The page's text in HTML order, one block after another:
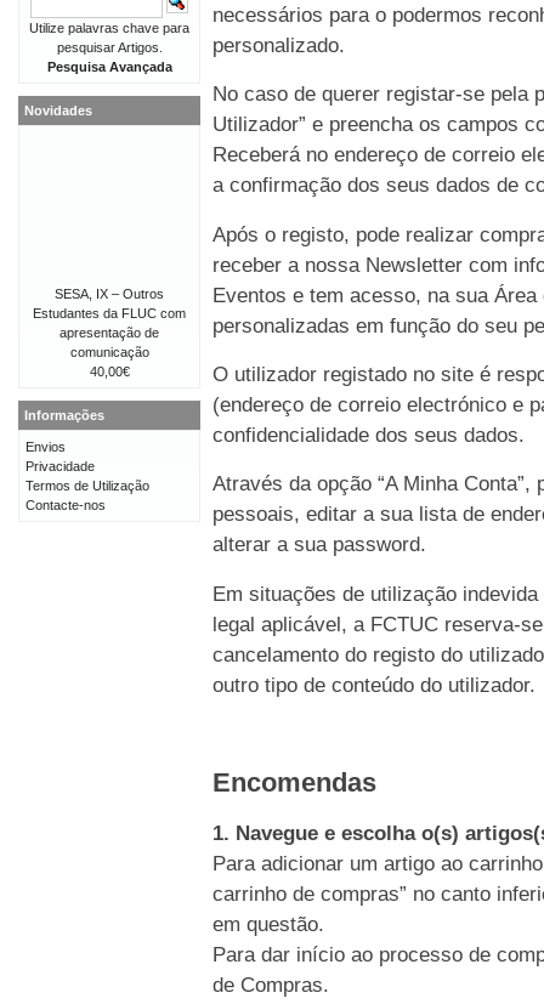
necessários para o podermos
personalizado.
No caso de querer registar-se pela
Utilizador” e preencha os campos
Receberá no endereço de correio
a confirmação dos seus dados de
Após o registo, pode realizar
receber a nossa Newsletter com
Eventos e tem acesso, na sua
personalizadas em função do seu
O utilizador registado no site é
(endereço de correio electrónico e
confidencialidade dos seus dados.
Através da opção “A Minha
pessoais, editar a sua lista de
alterar a sua password.
Em situações de utilização
legal aplicável, a FCTUC reserva-
cancelamento do registo do
outro tipo de conteúdo do utilizador.
Encomendas
1. Navegue e escolha o(s)
Para adicionar um artigo ao
carrinho de compras” no canto
em questão.
Para dar início ao processo de
de Compras.
Utilize palavras chave para
pesquisar Artigos.
Pesquisa Avançada
Novidades
SESA, IX – Outros
Estudantes da FLUC com
apresentação de
comunicação
40,00€
Informações
Envios
Privacidade
Termos de Utilização
Contacte-nos